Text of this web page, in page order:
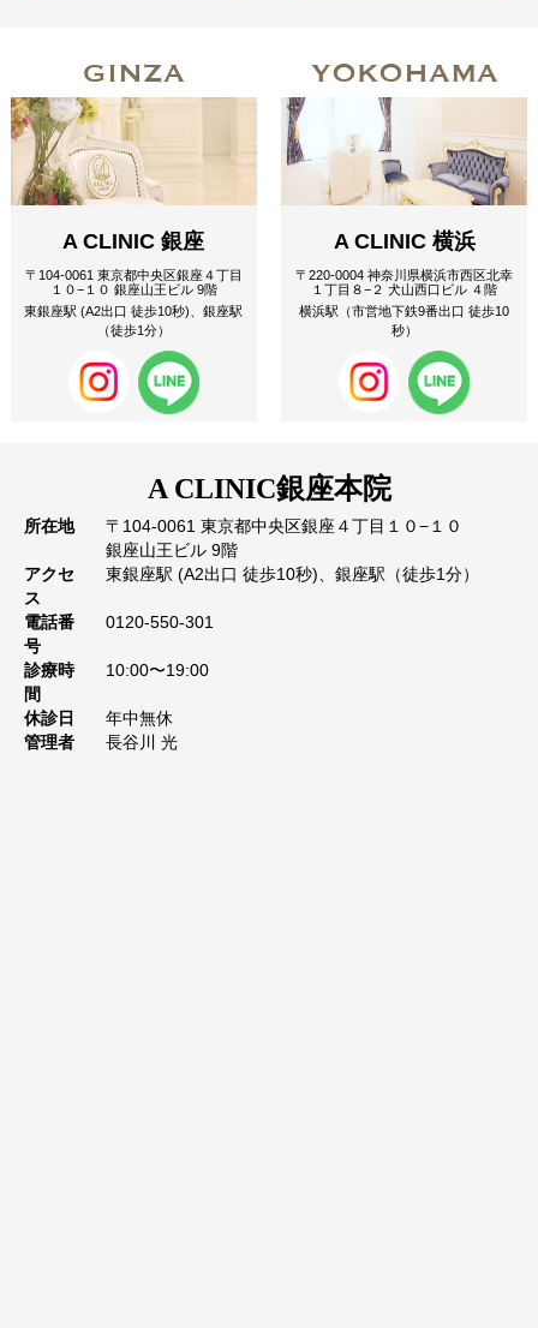
GINZA
A CLINIC 銀座
〒104-0061 東京都中央区銀座４丁目
１０−１０ 銀座山王ビル 9階
東銀座駅 (A2出口 徒歩10秒)、銀座駅
（徒歩1分）
YOKOHAMA
A CLINIC 横浜
〒220-0004 神奈川県横浜市西区北幸
１丁目８−２ 犬山西口ビル ４階
横浜駅（市営地下鉄9番出口 徒歩10
秒）
A CLINIC銀座本院
所在地
〒104-0061 東京都中央区銀座４丁目１０−１０
銀座山王ビル 9階
アクセ
ス
東銀座駅 (A2出口 徒歩10秒)、銀座駅（徒歩1分）
電話番
号
0120-550-301
診療時
間
10:00〜19:00
休診日
年中無休
管理者
長谷川 光